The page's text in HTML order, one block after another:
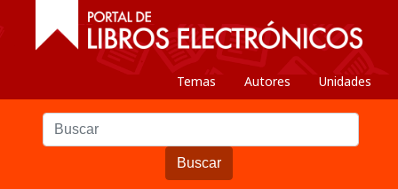
Temas Autores Unidades
Buscar